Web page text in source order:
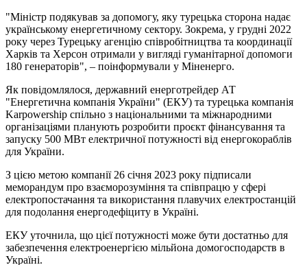
"Міністр подякував за допомогу, яку турецька сторона надає
українському енергетичному сектору. Зокрема, у грудні 2022
року через Турецьку агенцію співробітництва та координації
Харків та Херсон отримали у вигляді гуманітарної допомоги
180 генераторів", – поінформували у Міненерго.
Як повідомлялося, державний енерготрейдер АТ
"Енергетична компанія України" (ЕКУ) та турецька компанія
Karpowership спільно з національними та міжнародними
організаціями планують розробити проєкт фінансування та
запуску 500 МВт електричної потужності від енергокораблів
для України.
З цією метою компанії 26 січня 2023 року підписали
меморандум про взаєморозуміння та співпрацю у сфері
електропостачання та використання плавучих електростанцій
для подолання енергодефіциту в Україні.
ЕКУ уточнила, що цієї потужності може бути достатньо для
забезпечення електроенергією мільйона домогосподарств в
Україні.